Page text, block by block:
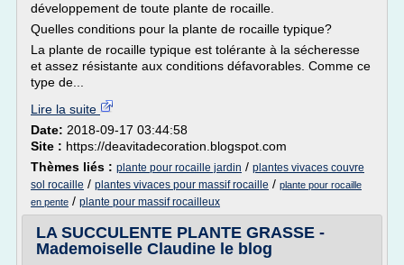
développement de toute plante de rocaille.
Quelles conditions pour la plante de rocaille typique?
La plante de rocaille typique est tolérante à la sécheresse
et assez résistante aux conditions défavorables. Comme ce
type de...
Lire la suite
Date: 2018-09-17 03:44:58
Site : https://deavitadecoration.blogspot.com
Thèmes liés : plante pour rocaille jardin / plantes vivaces couvre
sol rocaille / plantes vivaces pour massif rocaille / plante pour rocaille
en pente / plante pour massif rocailleux
LA SUCCULENTE PLANTE GRASSE -
Mademoiselle Claudine le blog